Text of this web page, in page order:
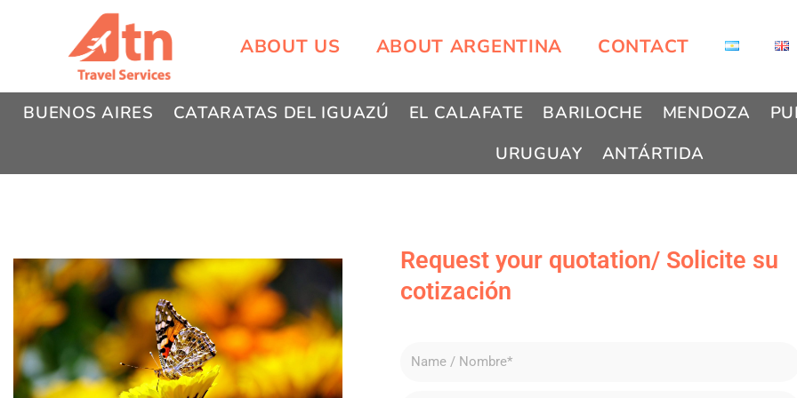
ABOUT US ABOUT ARGENTINA CONTACT
BUENOS AIRES CATARATAS DEL IGUAZÚ EL CALAFATE BARILOCHE MENDOZA
URUGUAY
ANTÁRTIDA
Request your quotation/ Solicite su
cotización